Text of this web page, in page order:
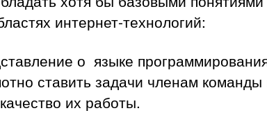
интернет-технологий:
о языке
ставить задачи членам команды
их работы.